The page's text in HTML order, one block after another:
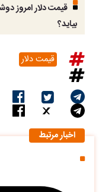
بیاید؟
قیمت دلار
اخبار مرتبط